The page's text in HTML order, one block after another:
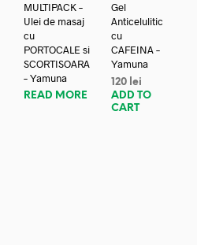
MULTIPACK –
Ulei de masaj
cu
PORTOCALE si
SCORTISOARA
– Yamuna
READ MORE
Gel
Anticelulitic
cu
CAFEINA –
Yamuna
120 lei
ADD TO
CART